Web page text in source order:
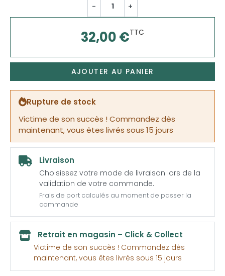
- +
32,00 €TTC
AJOUTER AU PANIER
Rupture de stock
Victime de son succès ! Commandez dès
maintenant, vous êtes livrés sous 15 jours
Livraison
Choisissez votre mode de livraison lors de la
validation de votre commande.
Frais de port calculés au moment de passer la
commande
Retrait en magasin – Click & Collect
Victime de son succès ! Commandez dès
maintenant, vous êtes livrés sous 15 jours